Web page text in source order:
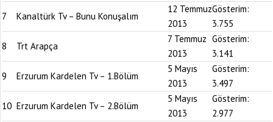
7
Kanaltürk Tv – Bunu Konuşalım
12 Temmuz
2013
Gösterim:
3.755
8
Trt Arapça
7 Temmuz
2013
Gösterim:
3.141
9
Erzurum Kardelen Tv – 1.Bölüm
5 Mayıs
2013
Gösterim:
3.497
10 Erzurum Kardelen Tv – 2.Bölüm
5 Mayıs
2013
Gösterim:
2.977